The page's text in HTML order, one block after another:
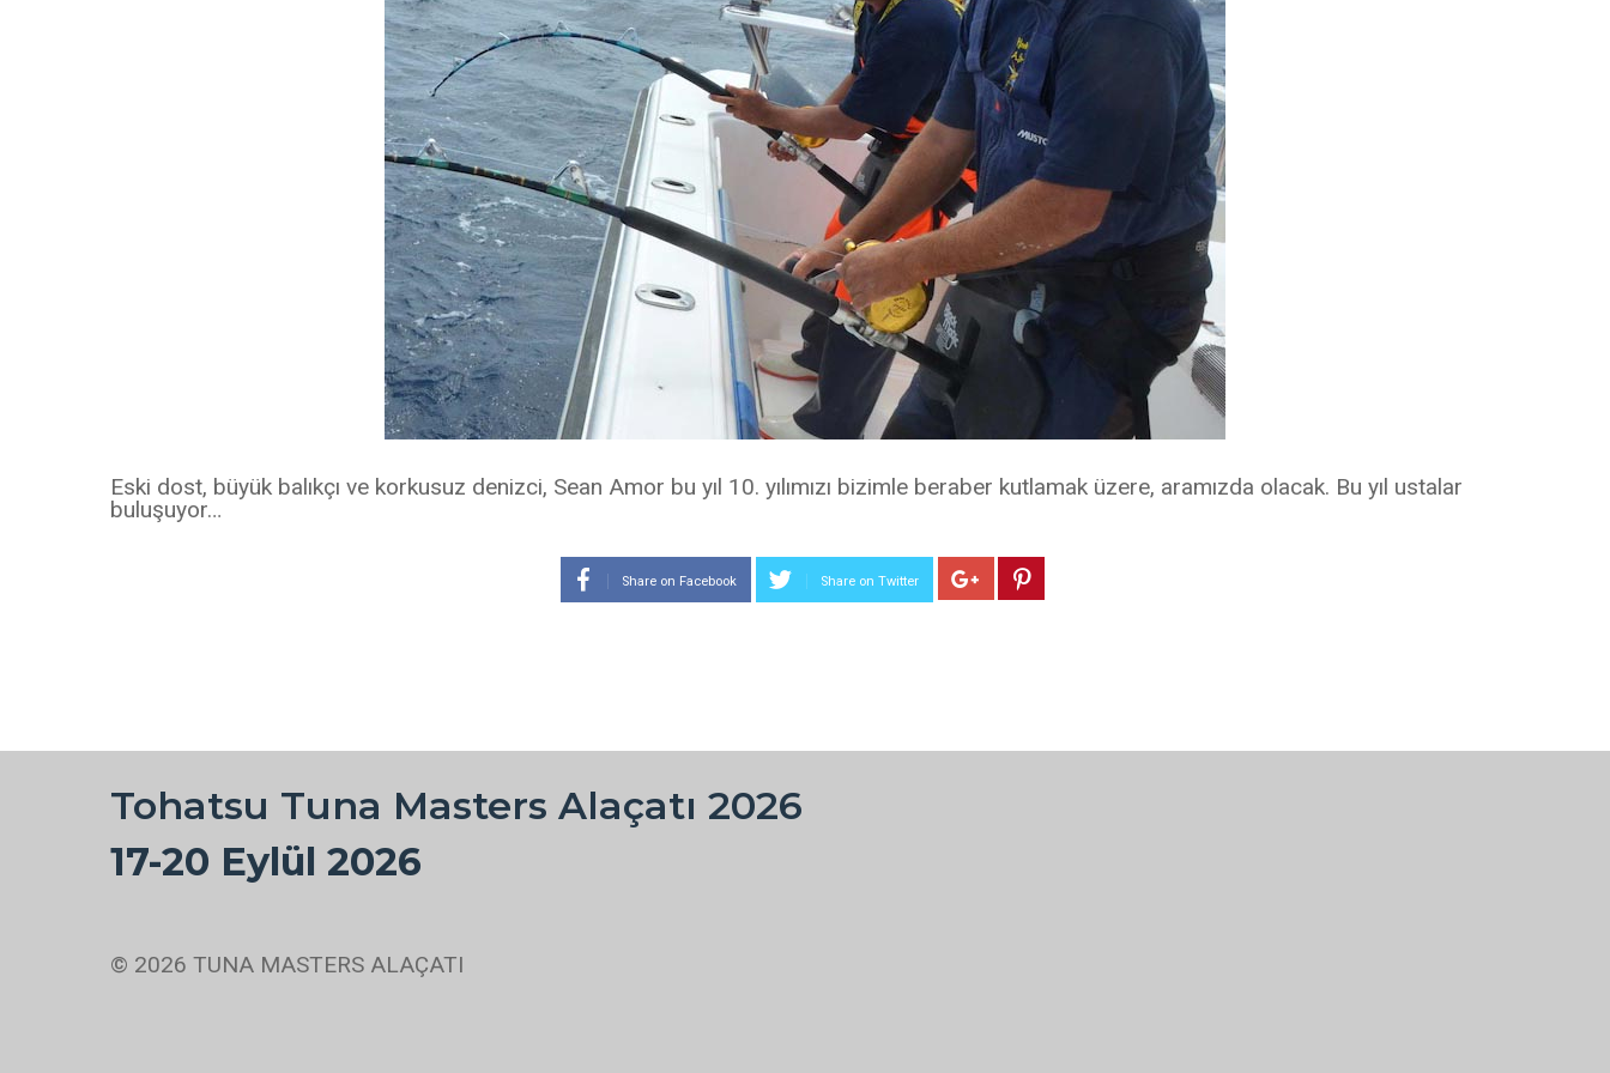
Katılımcılar
Turnuvaya Özel Otel
& Fırsatlar
Turnuvalar
2025 Alaçatı
2024 Alaçatı
2023 Alaçatı
2022 Alaçatı
2021 Alaçatı
2020 Alaçatı
2017 Alaçatı
2016 Alaçatı
2013 Alaçatı
2012 Alaçatı
Eski dost, büyük balıkçı ve korkusuz denizci, Sean Amor bu yıl 10. yılımızı bizimle beraber kutlamak üzere, aramızda olacak. Bu yıl ustalar
buluşuyor…
Share on Facebook Share on Twitter
Tohatsu Tuna Masters Alaçatı 2026
17-20 Eylül 2026
© 2026 TUNA MASTERS ALAÇATI